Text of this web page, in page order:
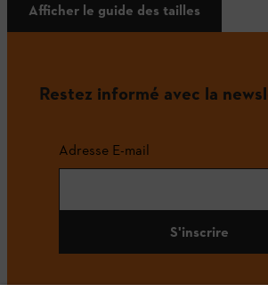
Afficher le guide des tailles
Restez informé avec la
Adresse E-mail
S'inscrire